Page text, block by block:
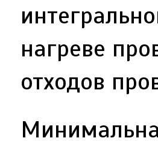
нагреве
отходов